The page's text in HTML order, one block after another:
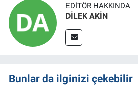
EDITÖR HAKKINDA
DİLEK AKİN
Bunlar da ilginizi çekebilir